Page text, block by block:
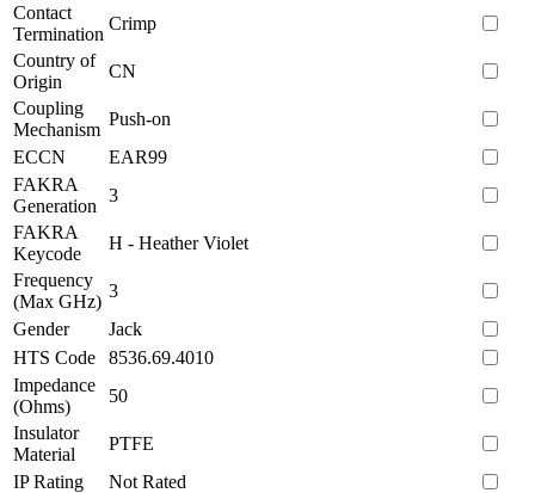
Contact
Termination
Crimp
Country of
Origin
CN
Coupling
Mechanism
Push-on
ECCN
EAR99
FAKRA
Generation
3
FAKRA
Keycode
H - Heather Violet
Frequency
(Max GHz)
3
Gender
Jack
HTS Code
8536.69.4010
Impedance
(Ohms)
50
Insulator
Material
PTFE
IP Rating
Not Rated